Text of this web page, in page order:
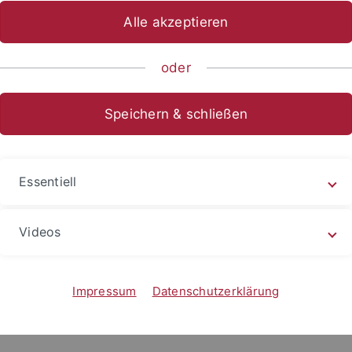
Eberhard Karls
SFB 1070
@em.uni-
Mitarbeiterin
Alle akzeptieren
oder
Speichern & schließen
Essentiell
Videos
Impressum Datenschutzerklärung